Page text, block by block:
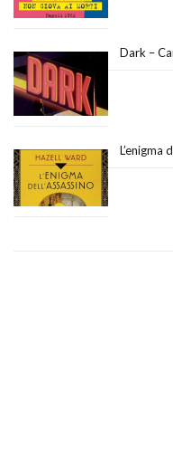
Dark –
L’enigma